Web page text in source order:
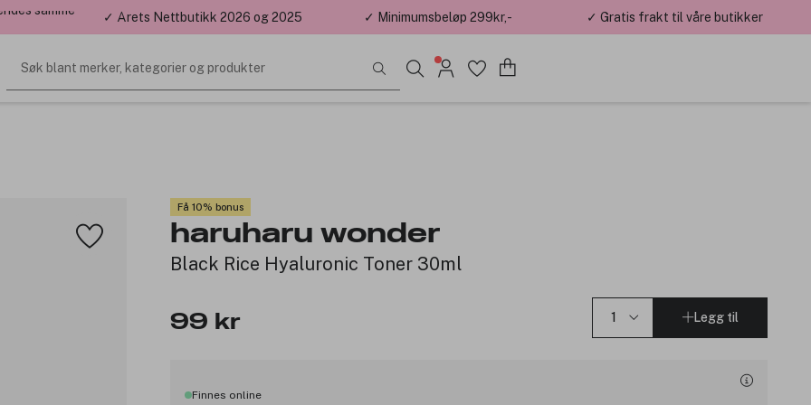
samme ✓ Årets Nettbutikk 2026 og 2025 ✓ Minimumsbeløp 299kr,- ✓ Gratis frakt til våre butikker
Søk blant merker, kategorier og produkter
Få 10% bonus
haruharu wonder
Black Rice Hyaluronic Toner 30ml
99 kr Legg til
Finnes online